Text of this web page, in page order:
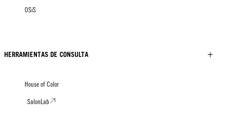
OSiS
HERRAMIENTAS DE CONSULTA
House of Color
SalonLab